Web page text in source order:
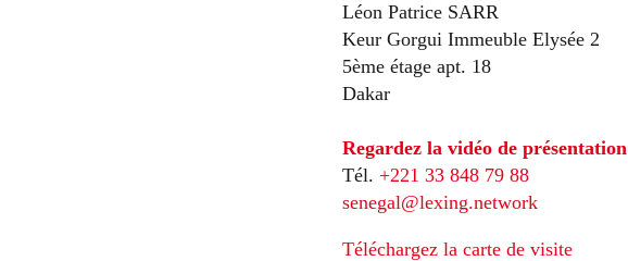
Léon Patrice SARR
Keur Gorgui Immeuble Elysée 2
5ème étage apt. 18
Dakar
Regardez la vidéo de présentation
Tél. +221 33 848 79 88
senegal@lexing.network
Téléchargez la carte de visite